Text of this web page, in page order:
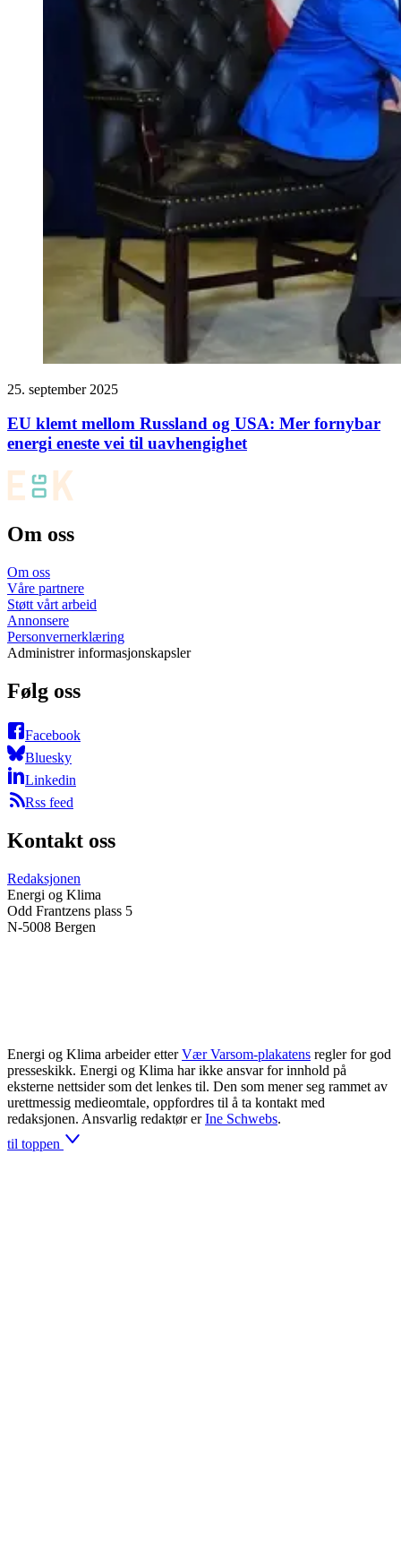
25. september 2025
EU klemt mellom Russland og USA: Mer fornybar
energi eneste vei til uavhengighet
Om oss
Om oss
Våre partnere
Støtt vårt arbeid
Annonsere
Personvernerklæring
Administrer informasjonskapsler
Følg oss
Facebook
Bluesky
Linkedin
Rss feed
Kontakt oss
Redaksjonen
Energi og Klima
Odd Frantzens plass 5
N-5008 Bergen
Energi og Klima arbeider etter Vær Varsom-plakatens regler for god
presseskikk. Energi og Klima har ikke ansvar for innhold på
eksterne nettsider som det lenkes til. Den som mener seg rammet av
urettmessig medieomtale, oppfordres til å ta kontakt med
redaksjonen. Ansvarlig redaktør er Ine Schwebs.
til toppen